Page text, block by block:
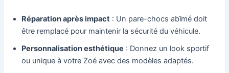
Réparation après impact : Un pare-chocs abîmé doit
être remplacé pour maintenir la sécurité du véhicule.
Personnalisation esthétique : Donnez un look sportif
ou unique à votre Zoé avec des modèles adaptés.